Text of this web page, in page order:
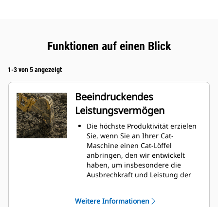
Funktionen auf einen Blick
1-3 von 5 angezeigt
Beeindruckendes
Leistungsvermögen
Die höchste Produktivität erzielen
Sie, wenn Sie an Ihrer Cat-
Maschine einen Cat-Löffel
anbringen, den wir entwickelt
haben, um insbesondere die
Ausbrechkraft und Leistung der
verbessert den Materialfluss in
Weitere Informationen